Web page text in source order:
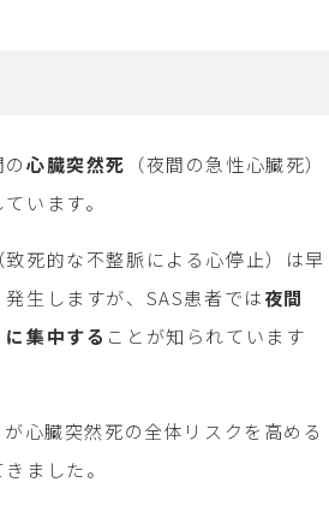
の心臓突然死 （夜間の急性心臓死）
います。
死的な不整脈による心停止）は早
生しますが、SAS患者では夜間
に集中する ことが知られています
心臓突然死の全体リスクを高める
ました。